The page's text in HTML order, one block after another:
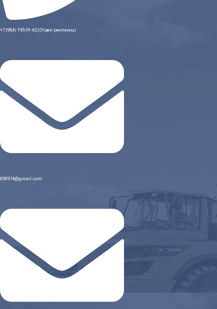
+7 (984) 195-91-62 (Отдел рекламы)
650974@gmail.com